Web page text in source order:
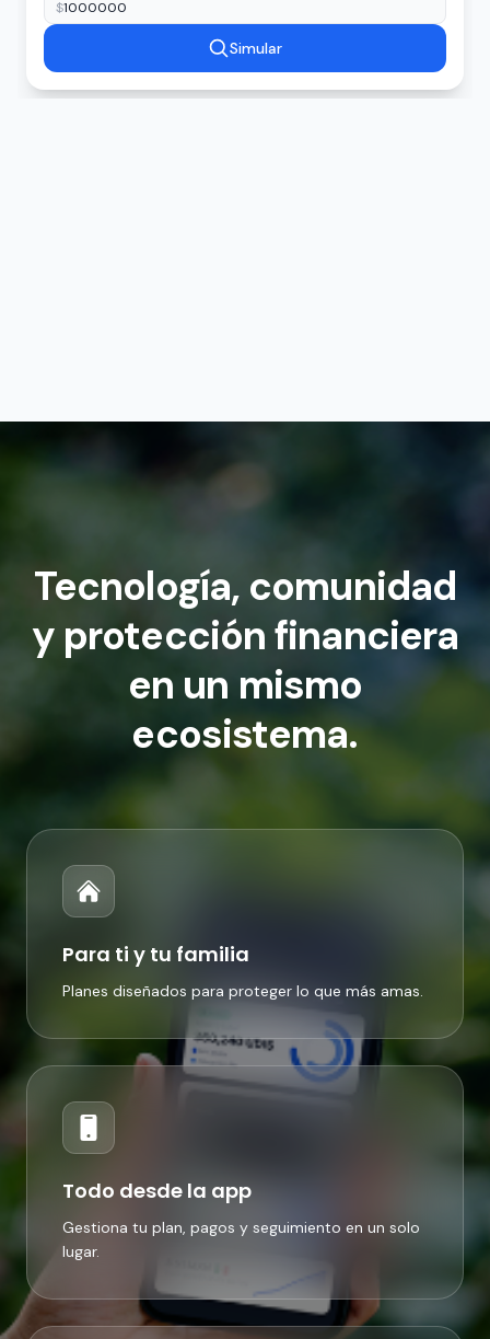
Tecnología, comunidad
y protección financiera
en un mismo
ecosistema.
Para ti y tu familia
Planes diseñados para proteger lo que más amas.
Todo desde la app
Gestiona tu plan, pagos y seguimiento en un solo
lugar.